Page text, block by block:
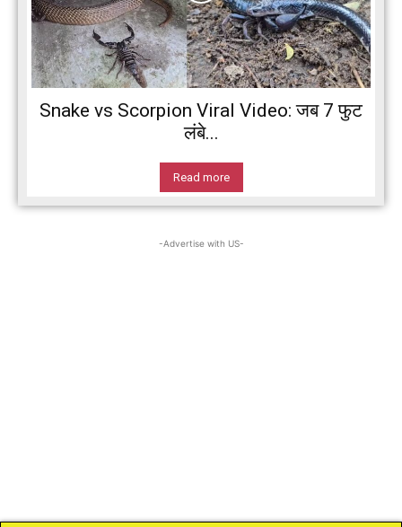
Snake vs Scorpion Viral Video: जब 7 फुट
लंबे...
Read more
-Advertise with US-